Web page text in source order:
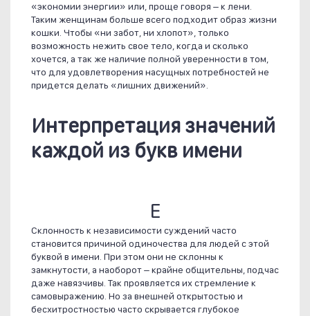
«экономии энергии» или, проще говоря – к лени.
Таким женщинам больше всего подходит образ жизни
кошки. Чтобы «ни забот, ни хлопот», только
возможность нежить свое тело, когда и сколько
хочется, а так же наличие полной уверенности в том,
что для удовлетворения насущных потребностей не
придется делать «лишних движений».
Интерпретация значений
каждой из букв имени
Е
Склонность к независимости суждений часто
становится причиной одиночества для людей с этой
буквой в имени. При этом они не склонны к
замкнутости, а наоборот – крайне общительны, подчас
даже навязчивы. Так проявляется их стремление к
самовыражению. Но за внешней открытостью и
бесхитростностью часто скрывается глубокое